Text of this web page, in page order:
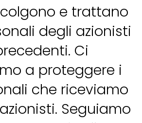
e trattano
degli azionisti
Ci
a proteggere i
che riceviamo
Seguiamo